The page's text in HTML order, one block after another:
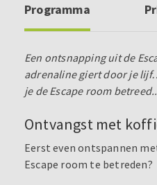
Programma
Een ontsnapping uit de
adrenaline giert door je
je de Escape room betreed..
Ontvangst met
Eerst even ontspannen
Escape room te betreden?